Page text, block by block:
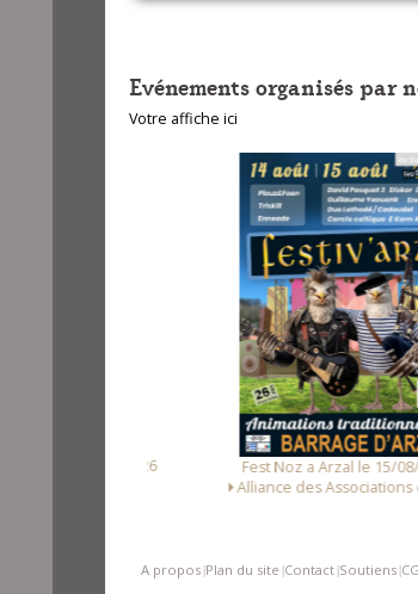
Evénements organisés par
Votre affiche ici
Fest Noz a Arzal le 15/08/
Alliance des Associations
A propos |Plan du site |Contact |Soutiens |